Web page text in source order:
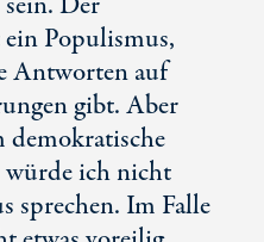
Populismus,
Antworten auf
gibt. Aber
demokratische
würde ich nicht
sprechen. Im Falle